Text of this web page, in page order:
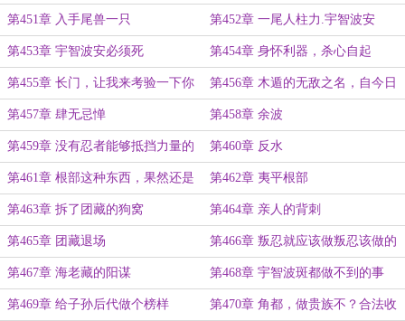
第451章 入手尾兽一只 第452章 一尾人柱力.宇智波安
第453章 宇智波安必须死 第454章 身怀利器，杀心自起
第455章 长门，让我来考验一下你
和砂隐同伴之间的羁绊吧
第456章 木遁的无敌之名，自今日
起将落幕
第457章 肆无忌惮 第458章 余波
第459章 没有忍者能够抵挡力量的
诱惑
第460章 反水
第461章 根部这种东西，果然还是
应该铲除掉啊
第462章 夷平根部
第463章 拆了团藏的狗窝 第464章 亲人的背刺
第465章 团藏退场 第466章 叛忍就应该做叛忍该做的
事情
第467章 海老藏的阳谋 第468章 宇智波斑都做不到的事
情，宇智波安凭什么可以
第469章 给子孙后代做个榜样 第470章 角都，做贵族不？合法收